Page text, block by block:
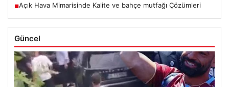
■Açık Hava Mimarisinde Kalite ve bahçe mutfağı Çözümleri
Güncel